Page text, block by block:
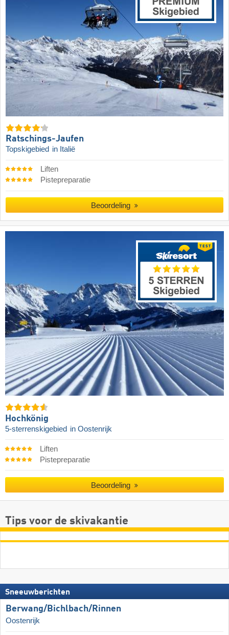
Ratschings-Jaufen
Topskigebied in Italië
Liften
Pistepreparatie
Beoordeling
Hochkönig
5-sterrenskigebied in Oostenrijk
Liften
Pistepreparatie
Beoordeling
Tips voor de skivakantie
Sneeuwberichten
Berwang/​Bichlbach/​Rinnen
Oostenrijk